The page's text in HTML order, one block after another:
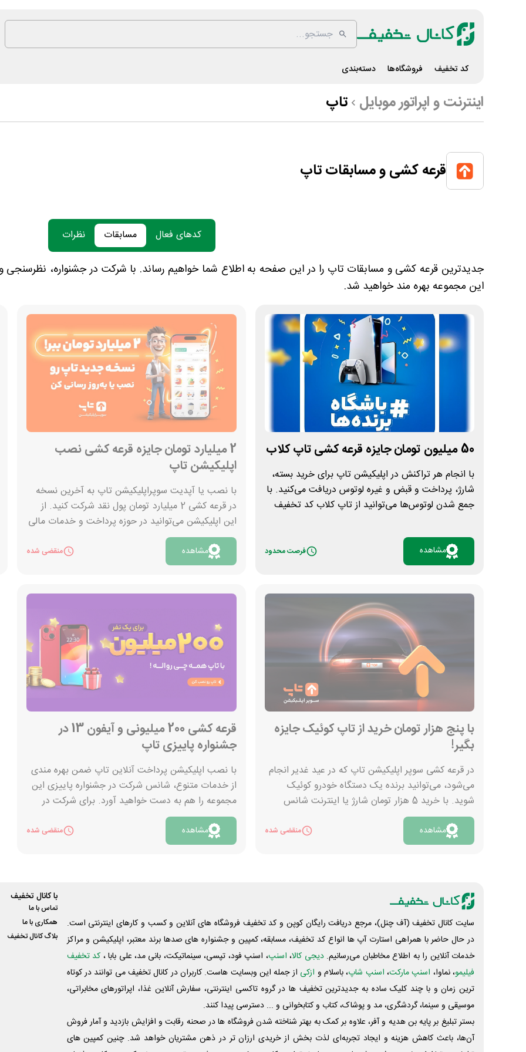
کد تخفیف فروشگاه‌ها دسته‌بندی
اینترنت و اپراتور موبایل تاپ
قرعه کشی و مسابقات تاپ
کدهای فعال مسابقات نظرات
جدیدترین قرعه کشی و مسابقات تاپ را در این صفحه به اطلاع شما خواهیم رساند. با شرکت در جشنواره، نظرسنجی و
این مجموعه بهره مند خواهید شد.
50 میلیون تومان جایزه قرعه کشی تاپ کلاب
با انجام هر تراکنش در اپلیکیشن تاپ برای خرید بسته،
شارژ، پرداخت و قبض و غیره لوتوس دریافت می‌کنید. با
جمع شدن لوتوس‌ها می‌توانید از تاپ کلاب کد تخفیف
یک شانس دیگر به شما می‌دهد. به این ترتیب، هم
برای استفاده از خدمات کوپن تخفیف می‌گیرید و هم
پی اس 5 و یک گوشی هوشمند شوید.
مشاهده فرصت محدود
2 میلیارد تومان جایزه قرعه کشی نصب
اپلیکیشن تاپ
با نصب یا آپدیت سوپراپلیکیشن تاپ به آخرین نسخه
در قرعه کشی 2 میلیارد تومان پول نقد شرکت کنید. از
این اپلیکیشن می‌توانید در حوزه پرداخت و خدمات مالی
و اعتباری مانند پرداخت قبض، خرید شارژ، خدمات
بانکی، بازار سرمایه و... استفاده کنید. اپلیکیشن تاپ
کمپین با میلیاردر شدن فقط یک قدم فاصله داری شرکت
مشاهده منقضی شده
با پنج هزار تومان خرید از تاپ کوئیک جایزه
بگیر!
در قرعه کشی سوپر اپلیکیشن تاپ که در عید غدیر انجام
می‌شود، می‌توانید برنده یک دستگاه خودرو کوئیک
شوید. با خرید 5 هزار تومان شارژ یا اینترنت شانس
شرکت در قرعه کشی دریافت می‌کنید. برنده شدن جایزه
هیچ شرط دیگری نداشته و با تراکنش بیشتر می‌توانید
شانس‌های خود را افزایش بدهید. برای مشاهده
بازارچه روی بنر کوئیک بزنید. اگر این اپلیکیشن را ندارید
برای دریافت آن روی دکمه «مشاهده» کلیک کنید.
مشاهده منقضی شده
قرعه کشی 200 میلیونی و آیفون 13 در
جشنواره پاییزی تاپ
با نصب اپلیکیشن پرداخت آنلاین تاپ ضمن بهره مندی
از خدمات متنوع، شانس شرکت در جشنواره پاییزی این
مجموعه را هم به دست خواهید آورد. برای شرکت در
قرعه کشی تاپ تنها کافی است این برنامه را دانلود و
نصب کرده و تراکنش های مالی خود را از این طریق
انجام دهید. به همین سادگی می توانید برنده خوش
اینستاگرام تاپ شانس های جذاب دیگری برای برنده
شدن خواهید داشت.هر هفته در یک پست اینستاگرامی
سوال مسابقه مطرح می شود که با کامنت کردن پاسخ
صحیح فرصت برنده شدن جایزه نقدی یک میلیونی
باشید. به علاوه، در پایان فصل پاییز، به قید قرعه به
دیگر تقدیم می شود. برای مشاهده جزئیات بیشتر این
جشنواره روی کلید «مشاهده» کلیک نمایید.
مشاهده منقضی شده
سایت کانال تخفیف (آف چنل)، مرجع دریافت رایگان کوپن و کد تخفیف فروشگاه های آنلاین و کسب و‌ کارهای اینترنتی است.
در حال حاضر با همراهی استارت آپ ها انواع کد تخفیف، مسابقه، کمپین و جشنواره های صدها برند معتبر، اپلیکیشن و مراکز
خدمات آنلاین را به اطلاع مخاطبان می‌رسانیم. دیجی کالا، اسنپ، اسنپ فود، تپسی، سینماتیکت، بانی مد، علی‌ بابا ، کد تخفیف
فیلیمو، نماوا، اسنپ مارکت، اسنپ شاپ، باسلام و ازکی از جمله این وبسایت ‌هاست. کاربران در کانال تخفیف می توانند در کوتاه
ترین زمان و با چند کلیک ساده به جدیدترین تخفیف ها در گروه تاکسی اینترنتی، سفارش آنلاین غذا، اپراتورهای مخابراتی،
موسیقی و سینما، گردشگری، مد و پوشاک، کتاب و کتابخوانی و ... دسترسی پیدا کنند.
بستر تبلیغ بر پایه بن هدیه و آفر، علاوه بر کمک به بهتر شناخته شدن فروشگاه ها در صحنه رقابت و افزایش بازدید و آمار فروش
آن‌ها، باعث کاهش هزینه و ایجاد تجربه‌ای لذت بخش از خریدی ارزان تر در ذهن مشتریان خواهد شد. چنین کمپین های
با کانال تخفیف
تماس با ما
همکاری با ما
بلاگ کانال تخفیف